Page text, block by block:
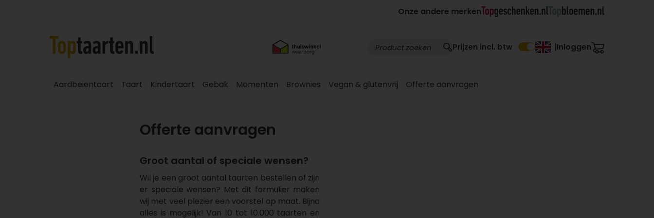
Onze andere merken
Prijzen incl. btw Inloggen
Aardbeientaart Taart Kindertaart Gebak Momenten Brownies Vegan & glutenvrij Offerte aanvragen
Offerte aanvragen
Groot aantal of speciale wensen?
Wil je een groot aantal taarten bestellen of zijn
er speciale wensen? Met dit formulier maken
wij met veel plezier een voorstel op maat. Bijna
alles is mogelijk! Van 10 tot 10.000 taarten en